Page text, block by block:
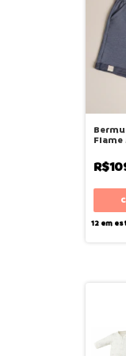
12em